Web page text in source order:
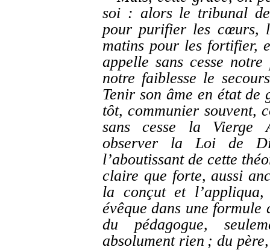
soi : alors le tribunal
pour purifier les cœurs,
matins pour les fortifier,
appelle sans cesse
notre faiblesse le
Tenir son âme en état de
tôt, communier souvent,
sans cesse la Vierge
observer la Loi de
l’aboutissant de cette
claire que forte, aussi
la conçut et
évêque dans une formule
du pédagogue,
absolument rien ; du